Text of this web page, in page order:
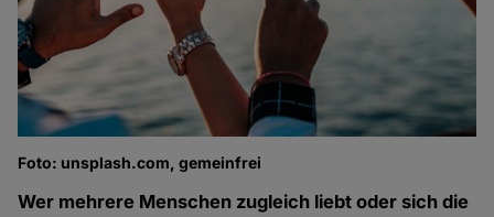
Foto: unsplash.com, gemeinfrei
Wer mehrere Menschen zugleich liebt oder sich die